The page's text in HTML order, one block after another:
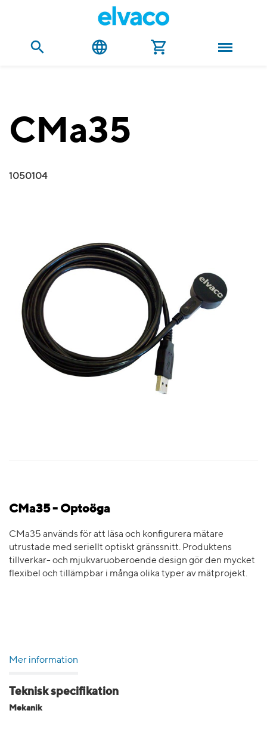
CMa35
1050104
CMa35 - Optoöga
CMa35 används för att läsa och konfigurera mätare
utrustade med seriellt optiskt gränssnitt. Produktens
tillverkar- och mjukvaruoberoende design gör den mycket
flexibel och tillämpbar i många olika typer av mätprojekt.
Mer information
Teknisk specifikation
Mekanik